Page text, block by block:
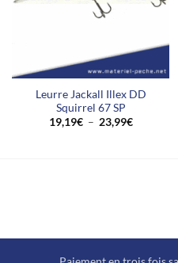
Leurre Jackall Illex DD
Squirrel 67 SP
19,19€ – 23,99€Plage